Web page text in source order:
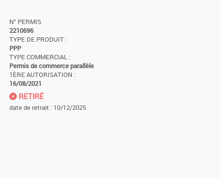
N° PERMIS
2210696
TYPE DE PRODUIT :
PPP
TYPE COMMERCIAL :
Permis de commerce parallèle
1ÈRE AUTORISATION :
16/08/2021
RETIRÉ
date de retrait : 10/12/2025